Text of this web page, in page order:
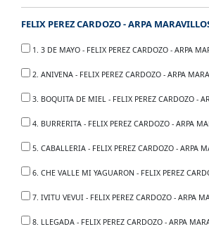
1. 3 DE MAYO - FELIX PEREZ CARDOZO - ARPA
2. ANIVENA - FELIX PEREZ CARDOZO - ARPA
3. BOQUITA DE MIEL - FELIX PEREZ CARDOZO -
4. BURRERITA - FELIX PEREZ CARDOZO - ARPA
5. CABALLERIA - FELIX PEREZ CARDOZO - ARPA
6. CHE VALLE MI YAGUARON - FELIX PEREZ CARDOZO -
7. IVITU VEVUI - FELIX PEREZ CARDOZO - ARPA
8. LLEGADA - FELIX PEREZ CARDOZO - ARPA